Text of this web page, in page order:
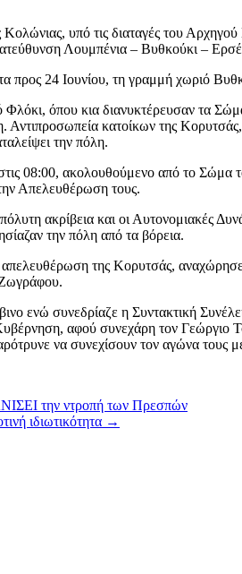
Κολώνιας, υπό τις διαταγές του
Λουμπένια – Βυθκούκι –
προς 24 Ιουνίου, τη γραμμή χωριό
όπου κια διανυκτέρευσαν τα
Αντιπροσωπεία κατοίκων της
την πόλη.
08:00, ακολουθούμενο από το Σώμα
Απελευθέρωση τους.
ακρίβεια και οι Αυτονομιακές
την πόλη από τα βόρεια.
της Κορυτσάς,
ενώ συνεδρίαζε η Συντακτική
αφού συνεχάρη τον Γεώργιο
να συνεχίσουν τον αγώνα τους
την ντροπή των Πρεσπών
ιδιωτικότητα →